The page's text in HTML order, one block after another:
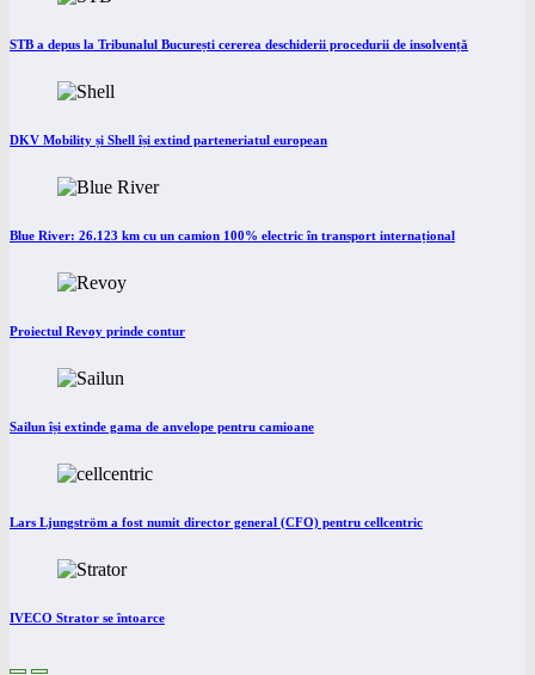
STB a depus la Tribunalul București cererea deschiderii procedurii de insolvență
DKV Mobility și Shell își extind parteneriatul european
Blue River: 26.123 km cu un camion 100% electric în transport internațional
Proiectul Revoy prinde contur
Sailun își extinde gama de anvelope pentru camioane
Lars Ljungström a fost numit director general (CFO) pentru cellcentric
IVECO Strator se întoarce